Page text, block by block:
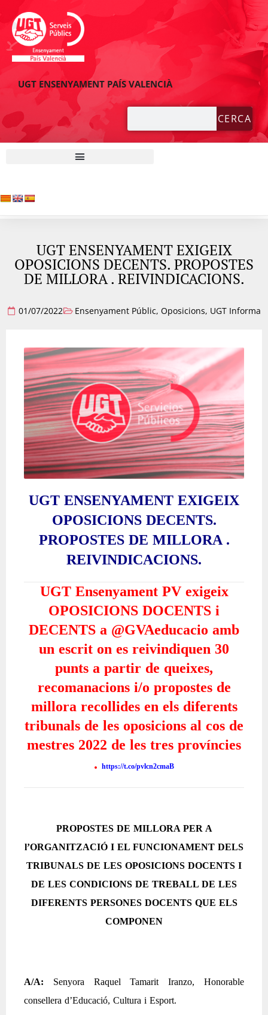
UGT ENSENYAMENT PAÍS VALENCIÀ
CERCA
UGT ENSENYAMENT EXIGEIX
OPOSICIONS DECENTS. PROPOSTES
DE MILLORA . REIVINDICACIONS.
01/07/2022 Ensenyament Públic, Oposicions, UGT Informa
UGT ENSENYAMENT EXIGEIX
OPOSICIONS DECENTS.
PROPOSTES DE MILLORA .
REIVINDICACIONS.
UGT Ensenyament PV exigeix
OPOSICIONS DOCENTS i
DECENTS a @GVAeducacio amb
un escrit on es reivindiquen 30
punts a partir de queixes,
recomanacions i/o propostes de
millora recollides en els diferents
tribunals de les oposicions al cos de
mestres 2022 de les tres províncies
. https://t.co/pvlcn2cmaB
PROPOSTES DE MILLORA PER A
l’ORGANITZACIÓ I EL FUNCIONAMENT DELS
TRIBUNALS DE LES OPOSICIONS DOCENTS I
DE LES CONDICIONS DE TREBALL DE LES
DIFERENTS PERSONES DOCENTS QUE ELS
COMPONEN
A/A: Senyora Raquel Tamarit Iranzo, Honorable
consellera d’Educació, Cultura i Esport.